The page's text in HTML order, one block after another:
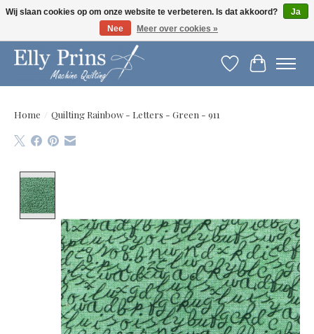
Let op: gewijzigde openingstijden!
Verlanglijst
Home / Quilting Rainbow - Letters - Green - 911
Wij slaan cookies op om onze website te verbeteren. Is dat akkoord?
Ja
Nee
Meer over cookies »